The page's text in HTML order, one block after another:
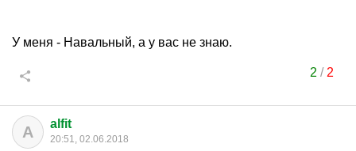
У меня - Навальный, а у вас не знаю.
2 / 2
A alfit
20:51, 02.06.2018